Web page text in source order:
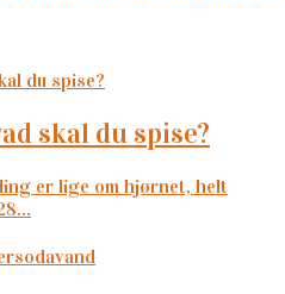
skal du spise?
er lige om hjørnet, helt